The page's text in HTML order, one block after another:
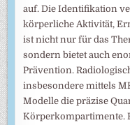
auf. Die Identifikation
körperliche Aktivität,
ist nicht nur für das
sondern bietet auch
Prävention.
insbesondere mittels
Modelle die präzise
Körperkompartimente.